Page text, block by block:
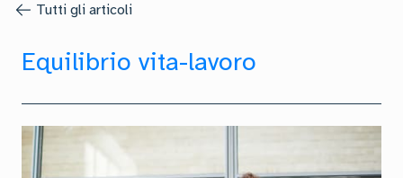
Tutti gli articoli
Equilibrio vita-lavoro